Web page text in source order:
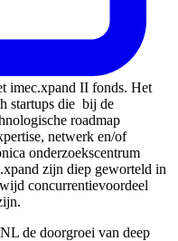
imec.xpand II fonds. Het
startups die bij de
roadmap
netwerk en/of
onderzoekscentrum
zijn diep geworteld in
concurrentievoordeel
de doorgroei van deep